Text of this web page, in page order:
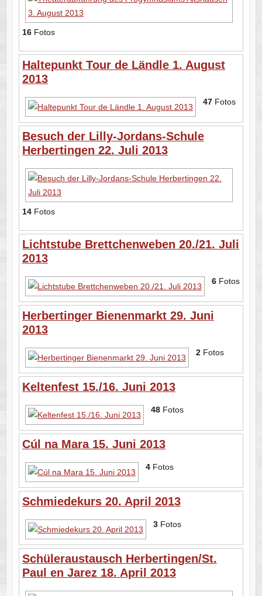
16Fotos
Haltepunkt Tour de Ländle 1. August
2013
47Fotos
Besuch der Lilly-Jordans-Schule
Herbertingen 22. Juli 2013
14Fotos
Lichtstube Brettchenweben 20./21. Juli
2013
6Fotos
Herbertinger Bienenmarkt 29. Juni
2013
2Fotos
Keltenfest 15./16. Juni 2013
48Fotos
Cúl na Mara 15. Juni 2013
4Fotos
Schmiedekurs 20. April 2013
3Fotos
Schüleraustausch Herbertingen/St.
Paul en Jarez 18. April 2013